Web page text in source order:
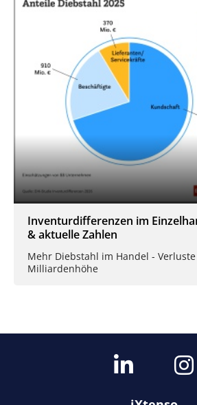
Inventurdifferenzen im
& aktuelle Zahlen
Mehr Diebstahl im Handel -
Milliardenhöhe